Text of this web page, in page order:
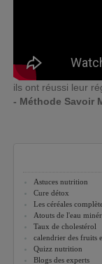
ils ont réussi leur
- Méthode Savoir
Astuces nutrition
Cure détox
Les céréales
Atouts de l'eau
Taux de cholestérol
calendrier des fruits
Quizz nutrition
Blogs des experts